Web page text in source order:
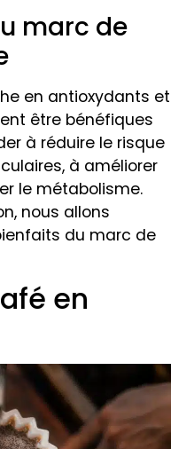
marc de
en antioxydants et
être bénéfiques
à réduire le risque
à améliorer
le métabolisme.
nous allons
du marc de
en